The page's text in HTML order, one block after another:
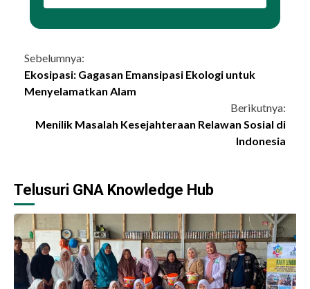
Continue
Reading
Sebelumnya:
Ekosipasi: Gagasan Emansipasi Ekologi untuk
Menyelamatkan Alam
Berikutnya:
Menilik Masalah Kesejahteraan Relawan Sosial di
Indonesia
Telusuri GNA Knowledge Hub